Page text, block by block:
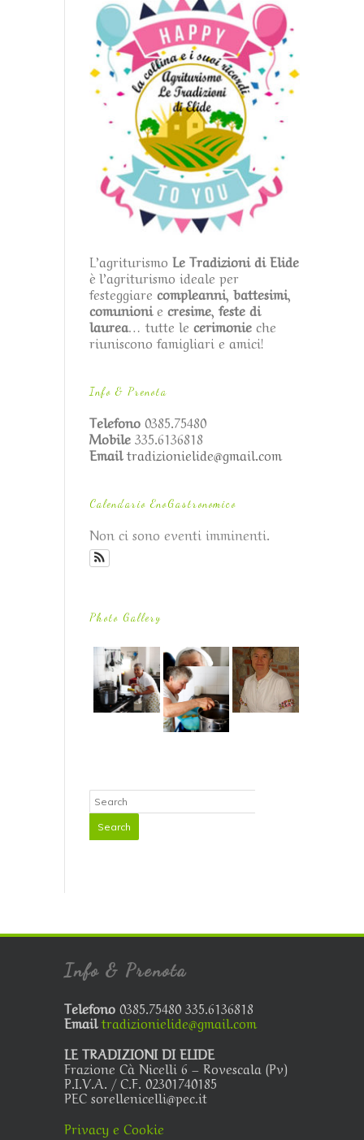
L’agriturismo Le Tradizioni di Elide
è l’agriturismo ideale per
festeggiare compleanni battesimi
comunioni e cresime feste di
laurea … tutte le cerimonie che
riuniscono famigliari e amici!
Info & Prenota
Telefono 0385.75480
Mobile 335.6136818
Email tradizionielide@gmail.com
Calendario EnoGastronomico
Non ci sono eventi imminenti.
Photo Gallery
Info & Prenota
Telefono 0385.75480 335.6136818
Email tradizionielide@gmail.com
LE TRADIZIONI DI ELIDE
Frazione Cà Nicelli 6 – Rovescala (Pv)
P.I.V.A. / C.F. 02301740185
PEC sorellenicelli@pec.it
Privacy e Cookie